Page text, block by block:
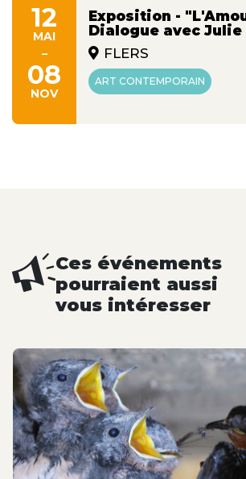
12
MAI
-
08
NOV
Exposition -
Dialogue avec Julie
FLERS
ART CONTEMPORAIN
Ces événements
pourraient aussi
vous intéresser